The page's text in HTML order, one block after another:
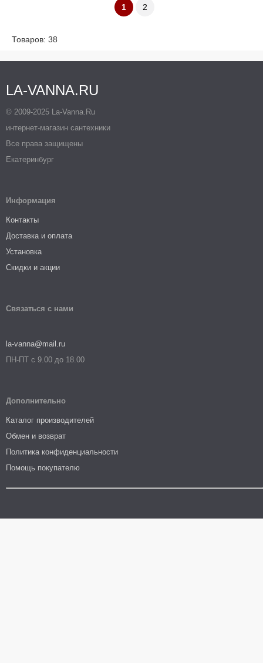
1 2
Товаров: 38
LA-VANNA.RU
© 2009-2025 La-Vanna.Ru
интернет-магазин сантехники
Все права защищены
Екатеринбург
Информация
Контакты
Доставка и оплата
Установка
Скидки и акции
Связаться с нами
la-vanna@mail.ru
ПН-ПТ с 9.00 до 18.00
Дополнительно
Каталог производителей
Обмен и возврат
Политика конфиденциальности
Помощь покупателю